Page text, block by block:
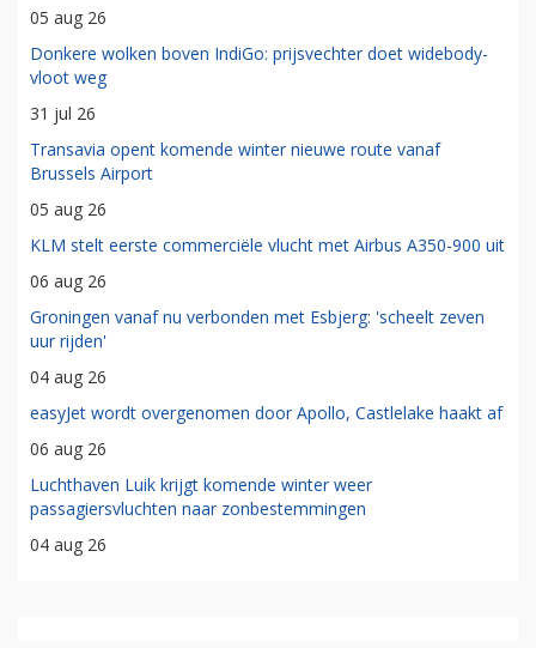
05 aug 26
Donkere wolken boven IndiGo: prijsvechter doet widebody-
vloot weg
31 jul 26
Transavia opent komende winter nieuwe route vanaf
Brussels Airport
05 aug 26
KLM stelt eerste commerciële vlucht met Airbus A350-900 uit
06 aug 26
Groningen vanaf nu verbonden met Esbjerg: 'scheelt zeven
uur rijden'
04 aug 26
easyJet wordt overgenomen door Apollo, Castlelake haakt af
06 aug 26
Luchthaven Luik krijgt komende winter weer
passagiersvluchten naar zonbestemmingen
04 aug 26